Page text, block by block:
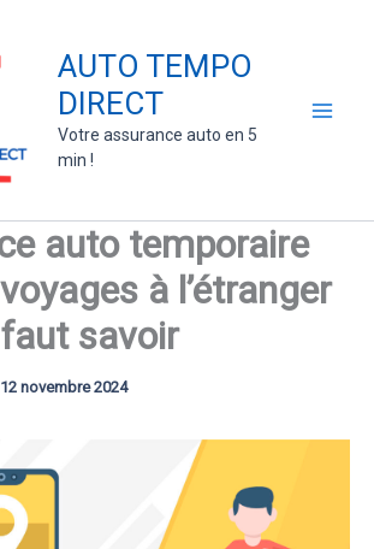
AUTO TEMPO
DIRECT
Votre assurance auto en 5
min !
auto temporaire
à l’étranger
faut savoir
12 novembre 2024